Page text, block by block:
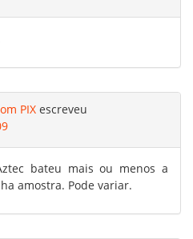
PIX escreveu
bateu mais ou menos a
amostra. Pode variar.